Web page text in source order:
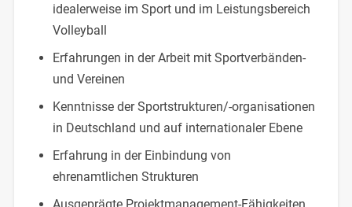
idealerweise im Sport und im Leistungsbereich
Volleyball
Erfahrungen in der Arbeit mit Sportverbänden-
und Vereinen
Kenntnisse der Sportstrukturen/-organisationen
in Deutschland und auf internationaler Ebene
Erfahrung in der Einbindung von
ehrenamtlichen Strukturen